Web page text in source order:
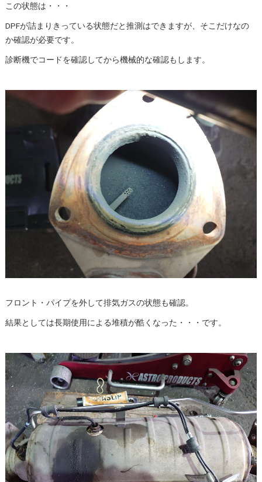
この状態は・・・
DPFが詰まりきっている状態だと推測はできますが、そこだけなの
か確認が必要です。
診断機でコードを確認してから機械的な確認もします。
フロント・パイプを外して排気ガスの状態も確認。
結果としては長期使用による堆積が酷くなった・・・です。